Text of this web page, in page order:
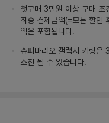
첫구매 3만원 이상 구매 조
최종 결제금액(=모든 할인
액은 포함됩니다.
슈퍼마리오 갤럭시 키링은
소진 될 수 있습니다.